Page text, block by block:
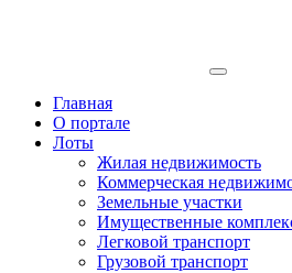
Главная
О портале
Лоты
Жилая недвижимость
Коммерческая
Земельные участки
Имущественные
Легковой транспорт
Грузовой транспорт